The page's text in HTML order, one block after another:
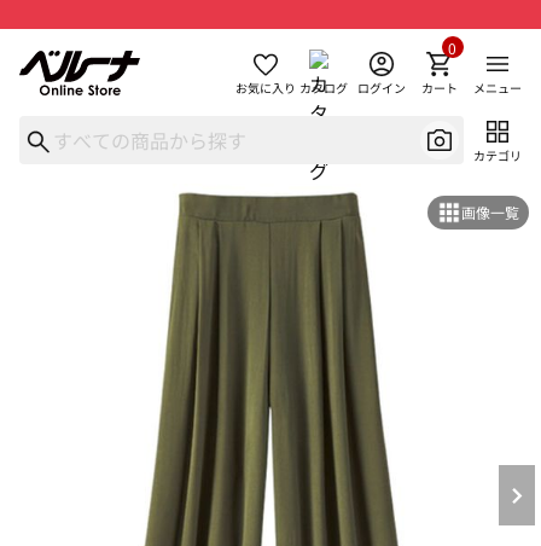
お気に入り カタログ ログイン カート
0
メニュー
カテゴリ
画像一覧